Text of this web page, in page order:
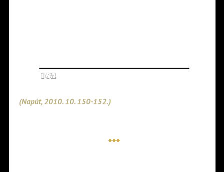
(Napút, 2010. 10. 150-152.)
***